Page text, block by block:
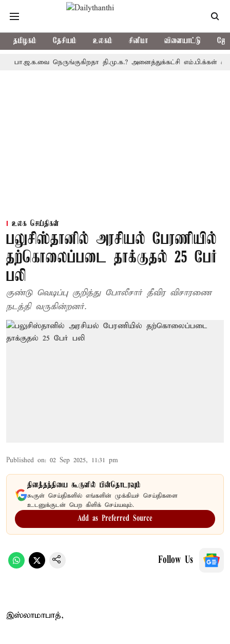
தமிழகம் தேசியம் உலகம் சினிமா விளையாட்டு
நெருங்குகிறதா தி.மு.க.? அனைத்துக்கட்சி எம்.பி.க்கள்
உலக செய்திகள்
பலுசிஸ்தானில் அரசியல் பேரணியில்
தற்கொலைப்படை தாக்குதல் 25 பேர்
பலி
குண்டு வெடிப்பு குறித்து போலீசார் தீவிர விசாரணை
நடத்தி வருகின்றனர்.
Published on: 02 Sep 2025, 11:31 pm
தினத்தந்தியை கூகுளில் பின்தொடரவும்
கூகுள் செய்திகளில் எங்களின் முக்கியச் செய்திகளை
உடனுக்குடன் பெற கிளிக் செய்யவும்.
Add as Preferred Source
Follow Us
இஸ்லாமாபாத்,